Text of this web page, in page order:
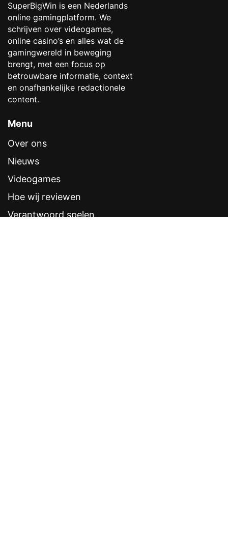
SuperBigWin is een Nederlands
online gamingplatform. We
schrijven over videogames,
online casino’s en alles wat de
gamingwereld in beweging
brengt, met een focus op
betrouwbare informatie, context
en onafhankelijke redactionele
content.
Menu
Over ons
Nieuws
Videogames
Hoe wij reviewen
Verantwoord spelen